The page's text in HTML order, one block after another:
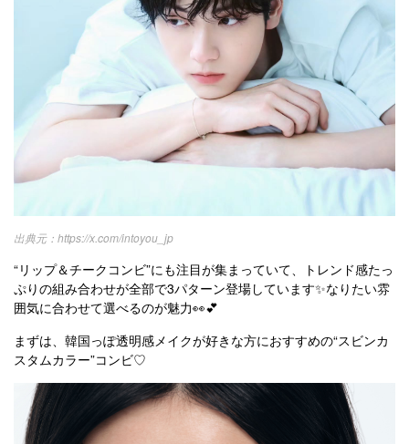
https://x.com/intoyou_jp
“リップ＆チークコンビ”にも注目が集まっていて、トレンド感たっ
ぷりの組み合わせが全部で3パターン登場しています✨なりたい雰
囲気に合わせて選べるのが魅力👀💕
まずは、韓国っぽ透明感メイクが好きな方におすすめの“スビンカ
スタムカラー”コンビ♡